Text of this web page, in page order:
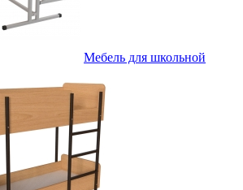
Мебель для школьной